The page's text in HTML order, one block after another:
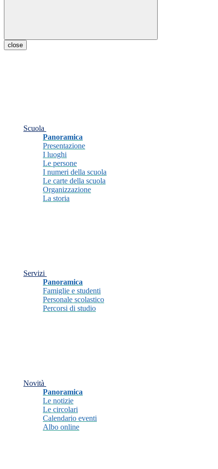
close
Scuola
Panoramica
Presentazione
I luoghi
Le persone
I numeri della scuola
Le carte della scuola
Organizzazione
La storia
Servizi
Panoramica
Famiglie e studenti
Personale scolastico
Percorsi di studio
Novità
Panoramica
Le notizie
Le circolari
Calendario eventi
Albo online